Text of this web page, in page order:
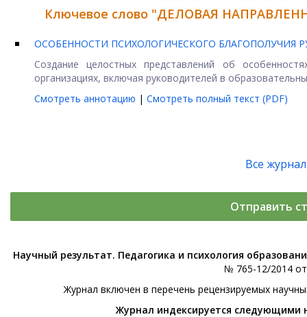
Ключевое слово "ДЕЛОВАЯ
ОСОБЕННОСТИ ПСИХОЛОГИЧЕСКОГО БЛАГОПОЛУЧИЯ
Создание целостных представлений об
организациях, включая руководителей в
Смотреть аннотацию | Смотреть полный текст (PDF)
Все
Отправить
Научный результат. Педагогика и психология
№ 765-12/2014
Журнал включен в перечень рецензируемых
Журнал индексируется